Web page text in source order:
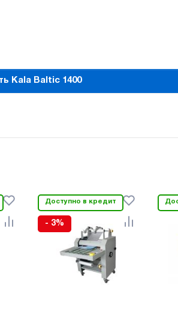
Kala Baltic 1400
Доступно в кредит
- 3%